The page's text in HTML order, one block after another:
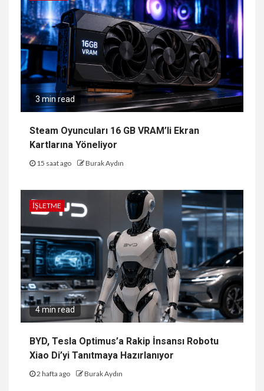
3 min read
Steam Oyuncuları 16 GB VRAM’li Ekran
Kartlarına Yöneliyor
15 saat ago Burak Aydın
İŞLETME
4 min read
BYD, Tesla Optimus’a Rakip İnsansı Robotu
Xiao Di’yi Tanıtmaya Hazırlanıyor
2 hafta ago Burak Aydın